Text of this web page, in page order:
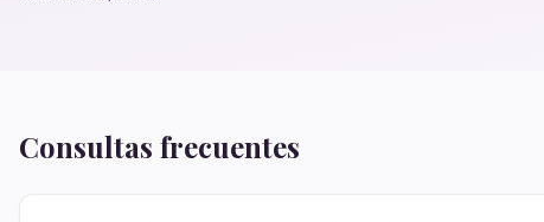
Consultas frecuentes